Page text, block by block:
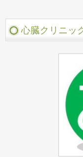
心臓クリニッ